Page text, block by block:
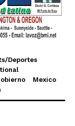
Deportes
Mexico